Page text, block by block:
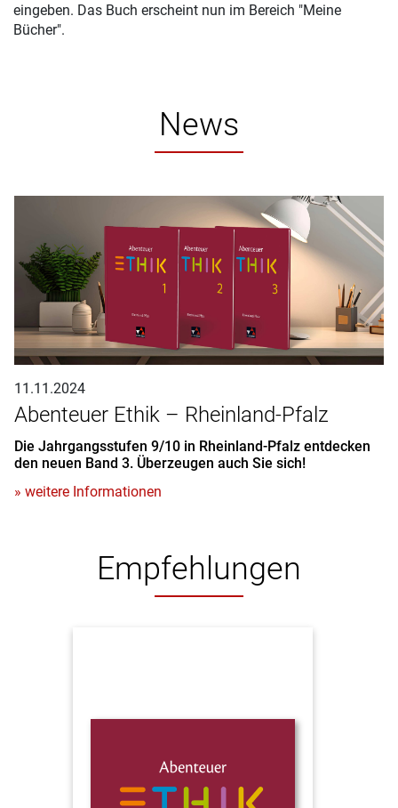
eingeben. Das Buch erscheint nun im Bereich "Meine
Bücher".
News
11.11.2024
Abenteuer Ethik – Rheinland-Pfalz
Die Jahrgangsstufen 9/10 in Rheinland-Pfalz entdecken
den neuen Band 3. Überzeugen auch Sie sich!
» weitere Informationen
Empfehlungen